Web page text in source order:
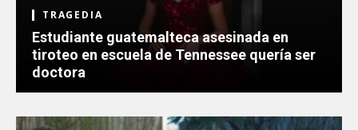
TRAGEDIA
Estudiante guatemalteca asesinada en
tiroteo en escuela de Tennessee quería ser
doctora